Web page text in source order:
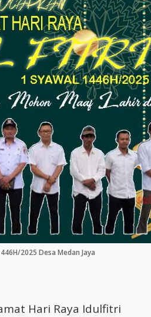
2025 Desa Medan Jaya
Hari Raya Idulfitri
Cara Efektif
Produktivitas